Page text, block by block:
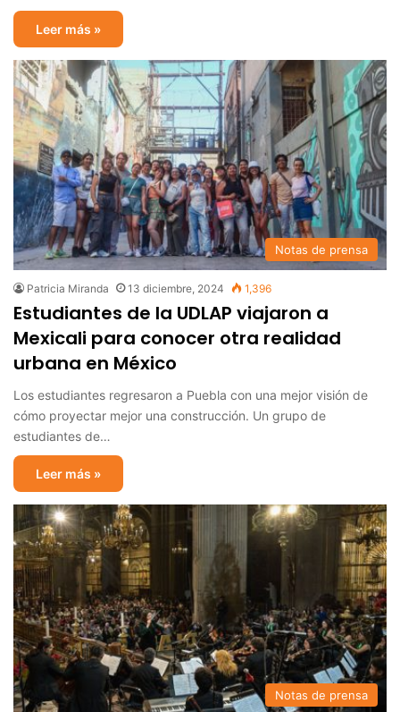
Leer más »
Notas de prensa
Patricia Miranda 13 diciembre, 2024 1,396
Estudiantes de la UDLAP viajaron a
Mexicali para conocer otra realidad
urbana en México
Los estudiantes regresaron a Puebla con una mejor visión de
cómo proyectar mejor una construcción. Un grupo de
estudiantes de…
Leer más »
Notas de prensa